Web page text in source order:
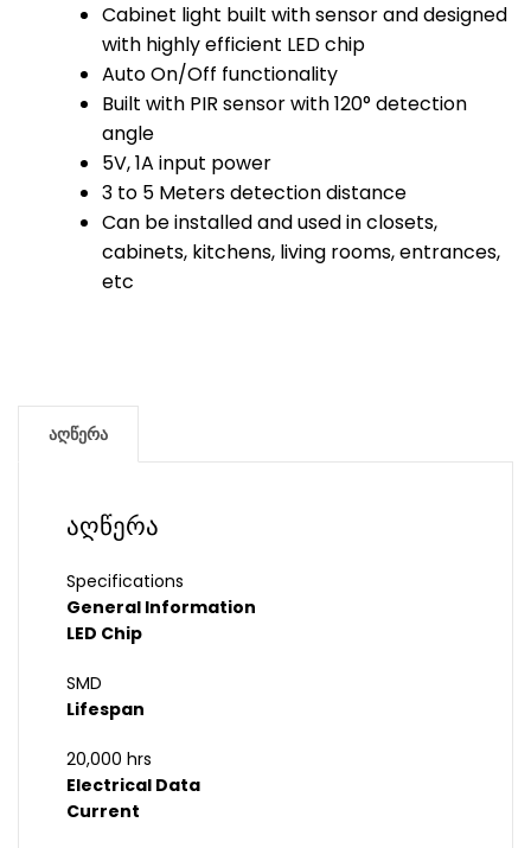
Cabinet light built with sensor and designed
with highly efficient LED chip
Auto On/Off functionality
Built with PIR sensor with 120° detection
angle
5V, 1A input power
3 to 5 Meters detection distance
Can be installed and used in closets,
cabinets, kitchens, living rooms, entrances,
etc
აღწერა
აღწერა
Specifications
General Information
LED Chip
SMD
Lifespan
20,000 hrs
Electrical Data
Current